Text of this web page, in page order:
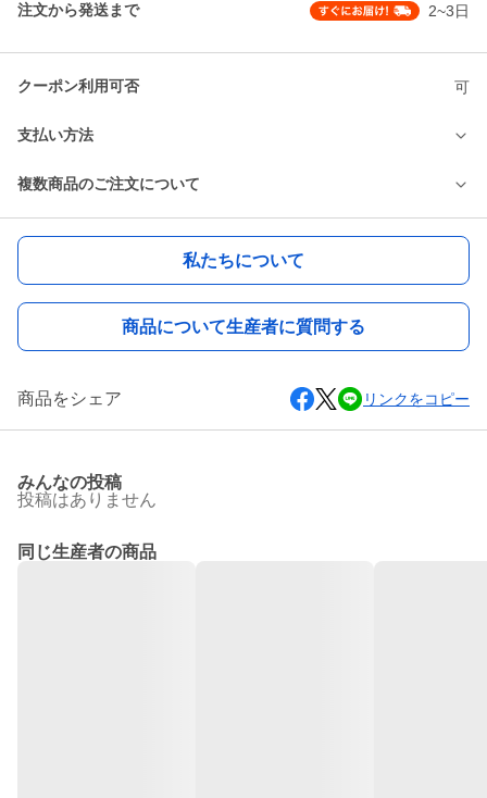
注文から発送まで 2~3日
クーポン利用可否 可
支払い方法
複数商品のご注文について
私たちについて
商品について生産者に質問する
商品をシェア リンクをコピー
みんなの投稿
投稿はありません
同じ生産者の商品